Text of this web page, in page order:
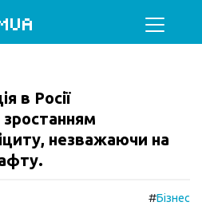
в Росії
незважаючи на
#Бізнес